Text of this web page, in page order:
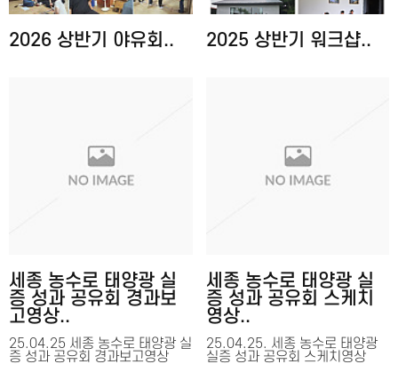
2026 상반기 야유회.. 2025 상반기 워크샵..
세종 농수로 태양광 실
증 성과 공유회 경과보
고영상..
25.04.25 세종 농수로 태양광 실
증 성과 공유회 경과보고영상
세종 농수로 태양광 실
증 성과 공유회 스케치
영상..
25.04.25. 세종 농수로 태양광
실증 성과 공유회 스케치영상